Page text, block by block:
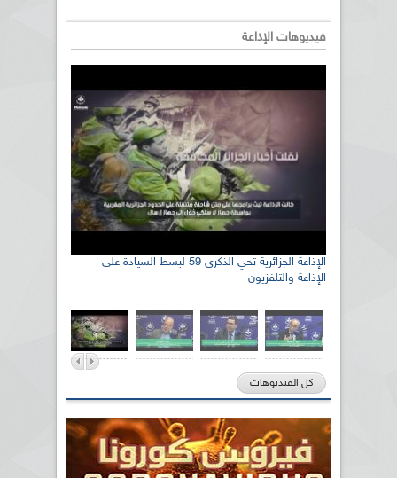
فيديوهات الإذاعة
الإذاعة الجزائرية تحي الذكرى 59 لبسط السيادة على
الإذاعة والتلفزيون
كل الفيديوهات